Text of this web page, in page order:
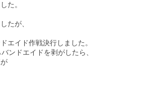
た。
たが、
エイド作戦決行しました。
ンドエイドを剥がしたら、